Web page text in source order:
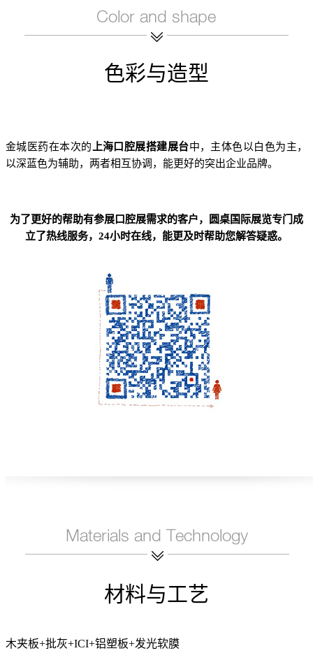
色彩与造型
金城医药在本次的 上海口腔展搭建展台中，主体色以白色为主，
以深蓝色为辅助，两者相互协调，能更好的突出企业品牌。
为了更好的帮助有参展口腔展需求的客户，圆桌国际展览专门成
立了热线服务，24小时在线，能更及时帮助您解答疑惑。
材料与工艺
木夹板+批灰+ICI+铝塑板+发光软膜